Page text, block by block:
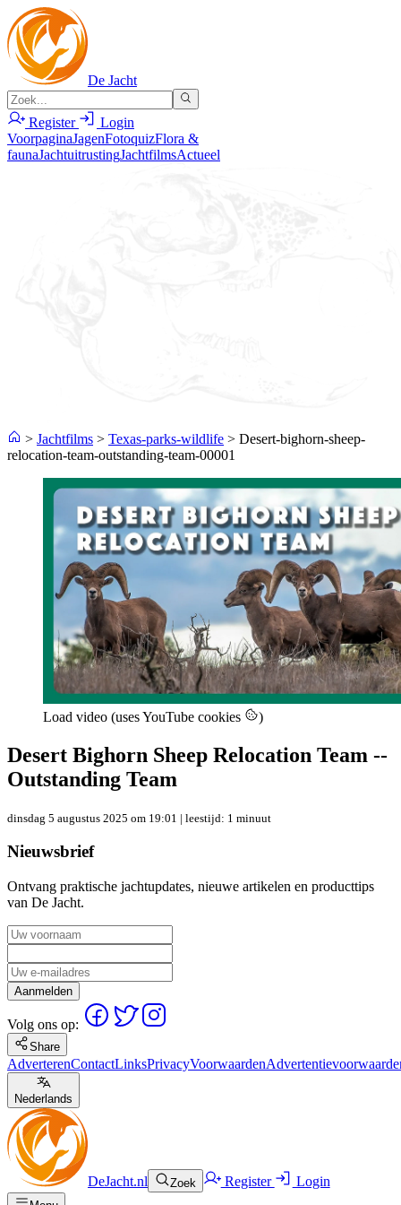
De Jacht
Register
Login
VoorpaginaJagenFotoquizFlora &
faunaJachtuitrustingJachtfilmsActueel
> Jachtfilms > Texas-parks-wildlife > Desert-bighorn-sheep-
relocation-team-outstanding-team-00001
Load video (uses YouTube cookies )
Desert Bighorn Sheep Relocation Team --
Outstanding Team
dinsdag 5 augustus 2025 om 19:01 | leestijd: 1 minuut
Nieuwsbrief
Ontvang praktische jachtupdates, nieuwe artikelen en producttips
van De Jacht.
Aanmelden
Volg ons op:
Share
AdverterenContactLinksPrivacyVoorwaarden
Nederlands
DeJacht.nl Zoek Register Login